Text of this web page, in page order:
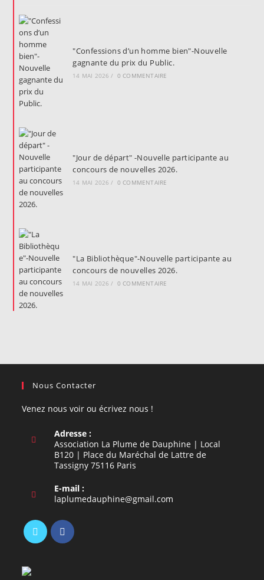
"Confessions d’un homme bien"-Nouvelle
gagnante du prix du Public.
14 MAI 2026 / 0 COMMENTAIRE
"Jour de départ" -Nouvelle participante au
concours de nouvelles 2026.
14 MAI 2026 / 0 COMMENTAIRE
"La Bibliothèque"-Nouvelle participante au
concours de nouvelles 2026.
14 MAI 2026 / 0 COMMENTAIRE
Nous Contacter
Venez nous voir ou écrivez nous !
Adresse :
Association La Plume de Dauphine | Local
B120 | Place du Maréchal de Lattre de
Tassigny 75116 Paris
E-mail :
laplumedauphine@gmail.com
dans